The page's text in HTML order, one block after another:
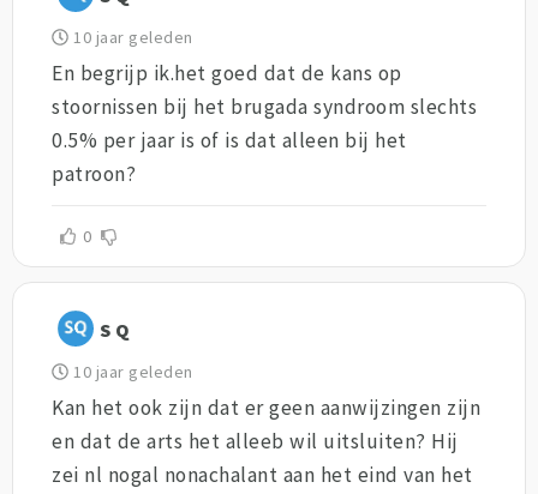
10 jaar geleden
En begrijp ik.het goed dat de kans op
stoornissen bij het brugada syndroom slechts
0.5% per jaar is of is dat alleen bij het
patroon?
0
S Q
10 jaar geleden
Kan het ook zijn dat er geen aanwijzingen zijn
en dat de arts het alleeb wil uitsluiten? Hij
zei nl nogal nonachalant aan het eind van het